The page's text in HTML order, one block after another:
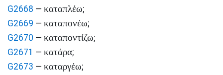
G2668 — καταπλέω;
G2669 — καταπονέω;
G2670 — καταποντίζω;
G2671 — κατάρα;
G2673 — καταργέω;